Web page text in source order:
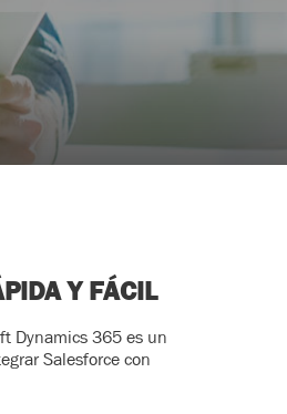
Y FÁCIL
Dynamics 365 es un
Salesforce con